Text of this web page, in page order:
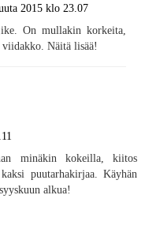
2015 klo 23.07
On mullakin korkeita,
viidakko. Näitä lisää!
minäkin kokeilla, kiitos
puutarhakirjaa. Käyhän
alkua!